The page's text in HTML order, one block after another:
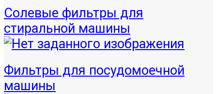
Солевые фильтры для
стиральной машины
Фильтры для посудомоечной
машины